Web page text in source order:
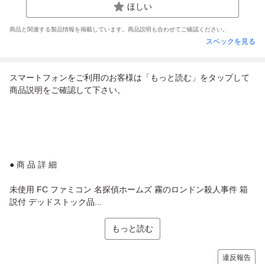
ほしい
商品と関連する製品情報を掲載しています。商品説明も合わせてご確認ください。
スペックを見る
スマートフォンをご利用のお客様は「もっと読む」をタップして
商品説明をご確認して下さい。
● 商 品 詳 細
未使用 FC ファミコン 名探偵ホームズ 霧のロンドン殺人事件 箱
説付 デッドストック品...
もっと読む
違反報告